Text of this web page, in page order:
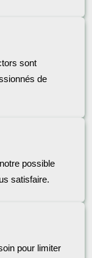
sont
de
possible
satisfaire.
pour limiter